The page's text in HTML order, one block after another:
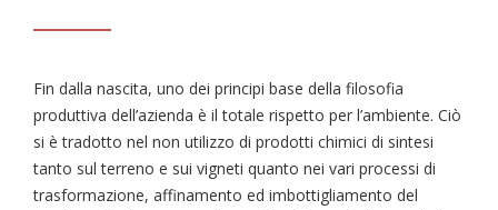
Fin dalla nascita, uno dei principi base della filosofia
produttiva dell’azienda è il totale rispetto per l’ambiente. Ciò
si è tradotto nel non utilizzo di prodotti chimici di sintesi
tanto sul terreno e sui vigneti quanto nei vari processi di
trasformazione, affinamento ed imbottigliamento del